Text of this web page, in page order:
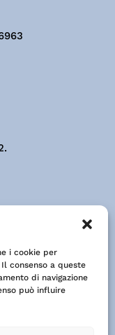
i cookie per
consenso a queste
di navigazione
può influire